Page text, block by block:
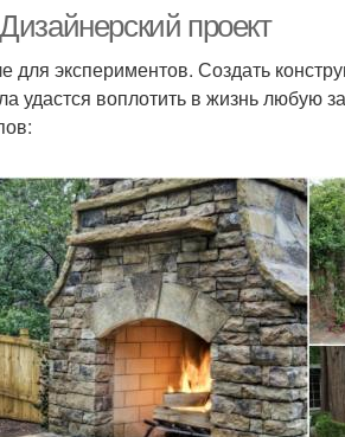
проект
для экспериментов. Создать
удастся воплотить в жизнь любую